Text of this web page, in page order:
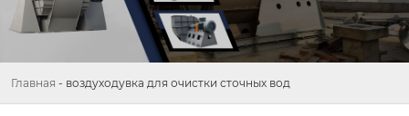
Главная - воздуходувка для очистки сточных вод